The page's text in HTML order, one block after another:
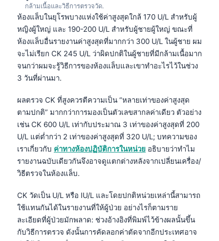
กล้ามเนื้อและวิธีการตรวจวัด.
ห้องแล็บในยุโรพบางแห่งใช้ค่าสูงสุดใกล้ 170 U/L สำหรับผู้
หญิงผู้ใหญ่ และ 190-200 U/L สำหรับผู้ชายผู้ใหญ่ ขณะที่
ห้องแล็บอื่นรายงานค่าสูงสุดที่มากกว่า 300 U/L ในผู้ชาย ผม
จะไม่เรียก CK 245 U/L ว่าผิดปกติในผู้ชายที่มีกล้ามเนื้อมาก
จนกว่าผมจะรู้วิธีการของห้องแล็บและเขาทำอะไรไว้ในช่วง
3 วันที่ผ่านมา.
ผลตรวจ CK ที่สูงควรตีความเป็น “หลายเท่าของค่าสูงสุด
ตามปกติ” มากกว่าการมองเป็นตัวเลขสากลค่าเดียว ตัวอย่าง
เช่น CK 600 U/L เท่ากับประมาณ 3 เท่าของค่าสูงสุดที่ 200
U/L แต่ต่ำกว่า 2 เท่าของค่าสูงสุดที่ 320 U/L; บทความของ
เราเกี่ยวกับ ค่าทางห้องปฏิบัติการในหน่วย อธิบายว่าทำไม
รายงานฉบับเดียวกันจึงอาจดูแตกต่างหลังจากเปลี่ยนเครื่อง/
วิธีตรวจในห้องแล็บ.
CK วัดเป็น U/L หรือ IU/L และโดยปกติหน่วยเหล่านี้สามารถ
ใช้แทนกันได้ในรายงานที่ให้ผู้ป่วย อย่างไรก็ตามราย
ละเอียดที่ผู้ป่วยมักพลาด: ช่วงอ้างอิงที่พิมพ์ไว้ข้างผลนั้นขึ้น
กับวิธีการตรวจ ดังนั้นการคัดลอกค่าตัดจากอีกประเทศอาจ